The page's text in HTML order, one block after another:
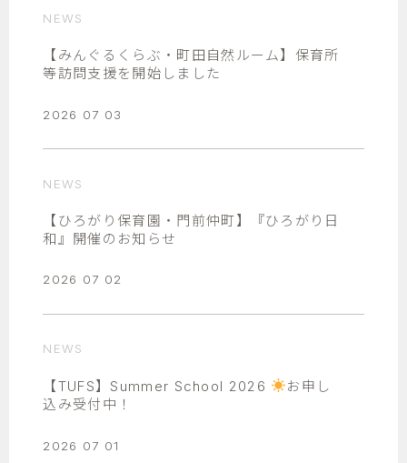
NEWS
【みんぐるくらぶ・町田自然ルーム】保育所
等訪問支援を開始しました
2026 07 03
NEWS
【ひろがり保育園・門前仲町】『ひろがり日
和』開催のお知らせ
2026 07 02
NEWS
【TUFS】Summer School 2026
お申し
込み受付中！
2026 07 01